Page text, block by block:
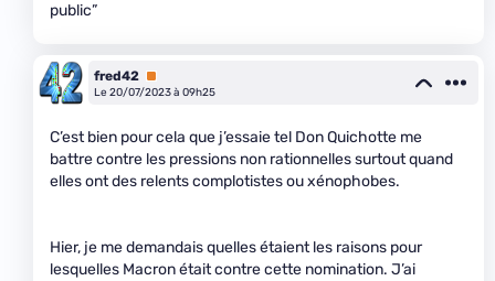
public”
fred42 Premium
Le 20/07/2023 à 09h25
C’est bien pour cela que j’essaie tel Don Quichotte me
battre contre les pressions non rationnelles surtout quand
elles ont des relents complotistes ou xénophobes.
Hier, je me demandais quelles étaient les raisons pour
lesquelles Macron était contre cette nomination. J’ai